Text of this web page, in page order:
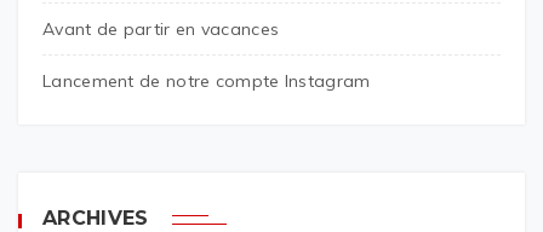
Avant de partir en vacances
Lancement de notre compte Instagram
ARCHIVES